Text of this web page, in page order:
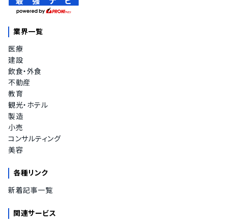
業界一覧
医療
建設
飲食・外食
不動産
教育
観光・ホテル
製造
小売
コンサルティング
美容
各種リンク
新着記事一覧
関連サービス